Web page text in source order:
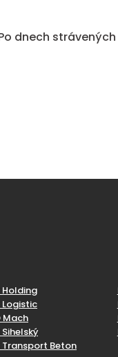
dnech
Holding
Logistic
Mach
Sihelský
Transport Beton